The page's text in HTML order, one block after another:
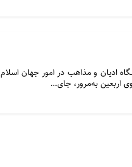
ادیان و مذاهب در امور جهان اسلام
اربعین به‌مرور، جای…